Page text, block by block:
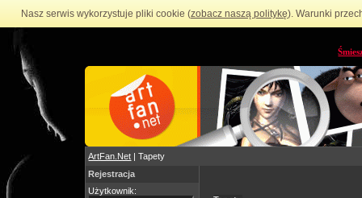
Nasz serwis wykorzystuje pliki cookie (zobacz naszą politykę). Warunki
ArtFan.Net | Tapety
Rejestracja
Użytkownik: